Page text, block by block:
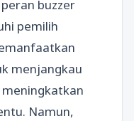
buzzer
pemilih
menjangkau
meningkatkan
Namun,